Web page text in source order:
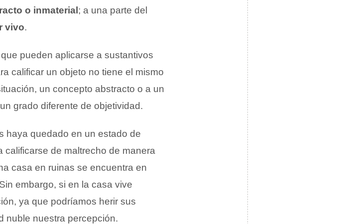
o inmaterial ; a una parte del
vivo.
pueden aplicarse a sustantivos
calificar un objeto no tiene el mismo
un concepto abstracto o a un
grado diferente de objetividad.
haya quedado en un estado de
de maltrecho de manera
casa en ruinas se encuentra en
embargo, si en la casa vive
ya que podríamos herir sus
nuble nuestra percepción.